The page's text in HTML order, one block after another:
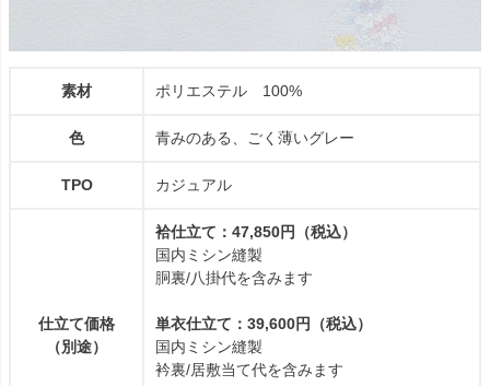
素材 ポリエステル 100%
色 青みのある、ごく薄いグレー
TPO カジュアル
仕立て価格
（別途）
袷仕立て：47,850円（税込）
国内ミシン縫製
胴裏/八掛代を含みます
単衣仕立て：39,600円（税込）
国内ミシン縫製
衿裏/居敷当て代を含みます